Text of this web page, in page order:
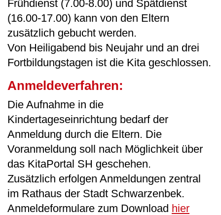
Frühdienst (7.00-8.00) und Spätdienst
(16.00-17.00) kann von den Eltern
zusätzlich gebucht werden.
Von Heiligabend bis Neujahr und an drei
Fortbildungstagen ist die Kita geschlossen.
Anmeldeverfahren:
Die Aufnahme in die
Kindertageseinrichtung bedarf der
Anmeldung durch die Eltern. Die
Voranmeldung soll nach Möglichkeit über
das KitaPortal SH geschehen.
Zusätzlich erfolgen Anmeldungen zentral
im Rathaus der Stadt Schwarzenbek.
Anmeldeformulare zum Download hier